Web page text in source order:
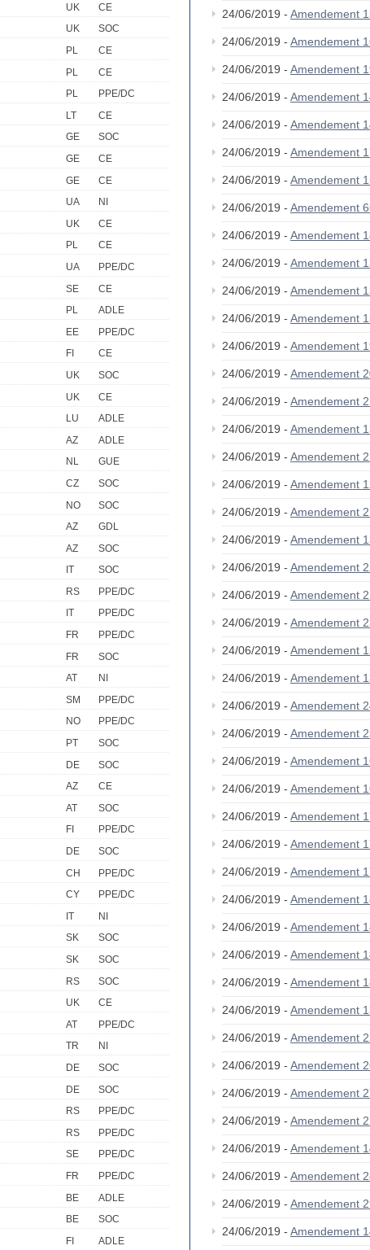
UK
CE
UK
SOC
PL
CE
PL
CE
PL
PPE/DC
LT
CE
GE
SOC
GE
CE
GE
CE
UA
NI
UK
CE
PL
CE
UA
PPE/DC
SE
CE
PL
ADLE
EE
PPE/DC
FI
CE
UK
SOC
UK
CE
LU
ADLE
AZ
ADLE
NL
GUE
CZ
SOC
NO
SOC
AZ
GDL
AZ
SOC
IT
SOC
RS
PPE/DC
IT
PPE/DC
FR
PPE/DC
FR
SOC
AT
NI
SM
PPE/DC
NO
PPE/DC
PT
SOC
DE
SOC
AZ
CE
AT
SOC
FI
PPE/DC
DE
SOC
CH
PPE/DC
CY
PPE/DC
IT
NI
SK
SOC
SK
SOC
RS
SOC
UK
CE
AT
PPE/DC
TR
NI
DE
SOC
DE
SOC
RS
PPE/DC
RS
PPE/DC
SE
PPE/DC
FR
PPE/DC
BE
ADLE
BE
SOC
FI
ADLE
24/06/2019 - Amendement
24/06/2019 - Amendement
24/06/2019 - Amendement
24/06/2019 - Amendement
24/06/2019 - Amendement
24/06/2019 - Amendement
24/06/2019 - Amendement
24/06/2019 - Amendement
24/06/2019 - Amendement
24/06/2019 - Amendement
24/06/2019 - Amendement
24/06/2019 - Amendement
24/06/2019 - Amendement
24/06/2019 - Amendement
24/06/2019 - Amendement
24/06/2019 - Amendement
24/06/2019 - Amendement
24/06/2019 - Amendement
24/06/2019 - Amendement
24/06/2019 - Amendement
24/06/2019 - Amendement
24/06/2019 - Amendement
24/06/2019 - Amendement
24/06/2019 - Amendement
24/06/2019 - Amendement
24/06/2019 - Amendement
24/06/2019 - Amendement
24/06/2019 - Amendement
24/06/2019 - Amendement
24/06/2019 - Amendement
24/06/2019 - Amendement
24/06/2019 - Amendement
24/06/2019 - Amendement
24/06/2019 - Amendement
24/06/2019 - Amendement
24/06/2019 - Amendement
24/06/2019 - Amendement
24/06/2019 - Amendement
24/06/2019 - Amendement
24/06/2019 - Amendement
24/06/2019 - Amendement
24/06/2019 - Amendement
24/06/2019 - Amendement
24/06/2019 - Amendement
24/06/2019 - Amendement